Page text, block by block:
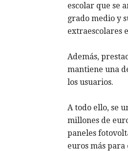
escolar que se
grado medio y
extraescolares
Además,
mantiene una
los usuarios.
A todo ello, se
millones de
paneles
euros más